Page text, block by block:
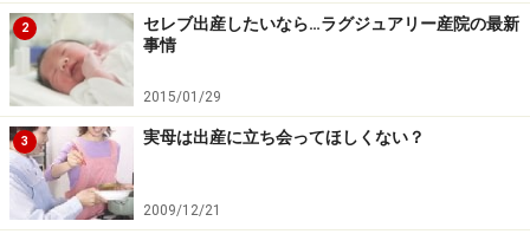
2
セレブ出産したいなら…ラグジュアリー産院の最新
事情
2015/01/29
3 実母は出産に立ち会ってほしくない？
2009/12/21